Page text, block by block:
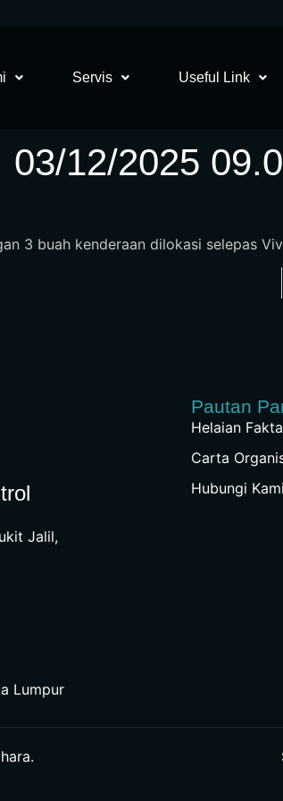
Servis Useful Link
12/2025
3 buah kenderaan dilokasi selepas
Jalil,
Lumpur
Pautan
Helaian Fakta
Carta
Hubungi Kami